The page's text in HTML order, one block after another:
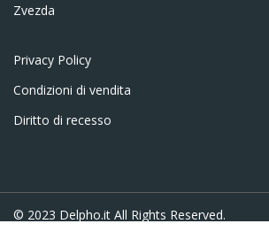
Zvezda
Privacy Policy
Condizioni di vendita
Diritto di recesso
© 2023 Delpho.it All Rights Reserved.